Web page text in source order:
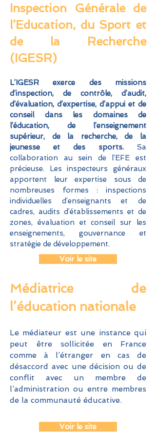
Inspection Générale de
l’Education, du Sport et
de la Recherche
(IGESR)
L’IGESR exerce des missions
d’inspection, de contrôle, d’audit,
d’évaluation, d’expertise, d’appui et de
conseil dans les domaines de
l’éducation, de l’enseignement
supérieur, de la recherche, de la
jeunesse et des sports. Sa
collaboration au sein de l’EFE est
précieuse. Les inspecteurs généraux
apportent leur expertise sous de
nombreuses formes : inspections
individuelles d’enseignants et de
cadres, audits d’établissements et de
zones, évaluation et conseil sur les
enseignements, gouvernance et
stratégie de développement.
Voir le site
Médiatrice de
l’éducation nationale
Le médiateur est une instance qui
peut être sollicitée en France
comme à l’étranger en cas de
désaccord avec une décision ou de
conflit avec un membre de
l’administration ou entre membres
de la communauté éducative.
Voir le site